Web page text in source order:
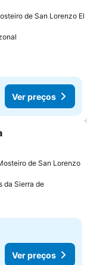
de San Lorenzo El
Ver preços
favoritos
de San Lorenzo
da Sierra de
Ver preços